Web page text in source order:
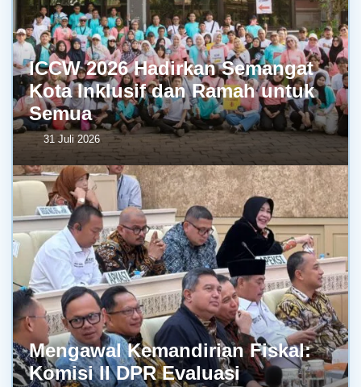
ICCW 2026 Hadirkan Semangat
Kota Inklusif dan Ramah untuk
Semua
31 Juli 2026
Mengawal Kemandirian Fiskal:
Komisi II DPR Evaluasi